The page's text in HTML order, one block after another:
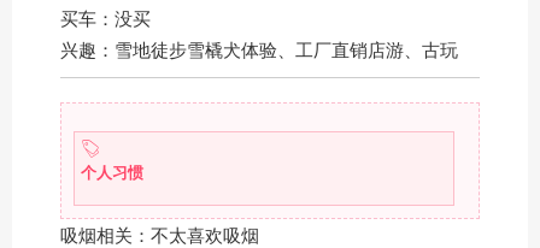
买车：没买
兴趣：雪地徒步雪橇犬体验、工厂直销店游、古玩
个人习惯
吸烟相关：不太喜欢吸烟